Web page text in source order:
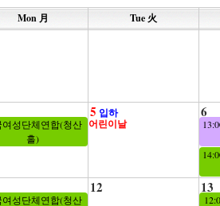
Mon 月 Tue 火
여성단체연합(청산
홀)
5 입하
어린이날
6
여성단체연합(청산
12 13